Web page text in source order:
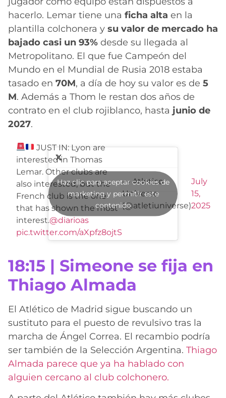
hacerlo. Lemar tiene una ficha alta en la
plantilla colchonera y su valor de mercado ha
bajado casi un 93% desde su llegada al
Metropolitano. El que fue Campeón del
Mundo en el Mundial de Rusia 2018 estaba
tasado en 70M, a día de hoy su valor es de 5
M. Además a Thom le restan dos años de
contrato en el club rojiblanco, hasta junio de
2027.
JUST IN: Lyon are
interested in Thomas
Lemar. Other clubs are
also interested, but the
French club is the one
that has shown the most
interest.@diarioas
pic.twitter.com/aXpfz8ojtS
— Atletico
Universe
(@atletiuniverse)
July
15,
2025
Haz clic para aceptar cookies de
marketing y permitir este
contenido
18:15 | Simeone se fija en
Thiago Almada
El Atlético de Madrid sigue buscando un
sustituto para el puesto de revulsivo tras la
marcha de Ángel Correa. El recambio podría
ser también de la Selección Argentina. Thiago
Almada parece que ya ha hablado con
alguien cercano al club colchonero.